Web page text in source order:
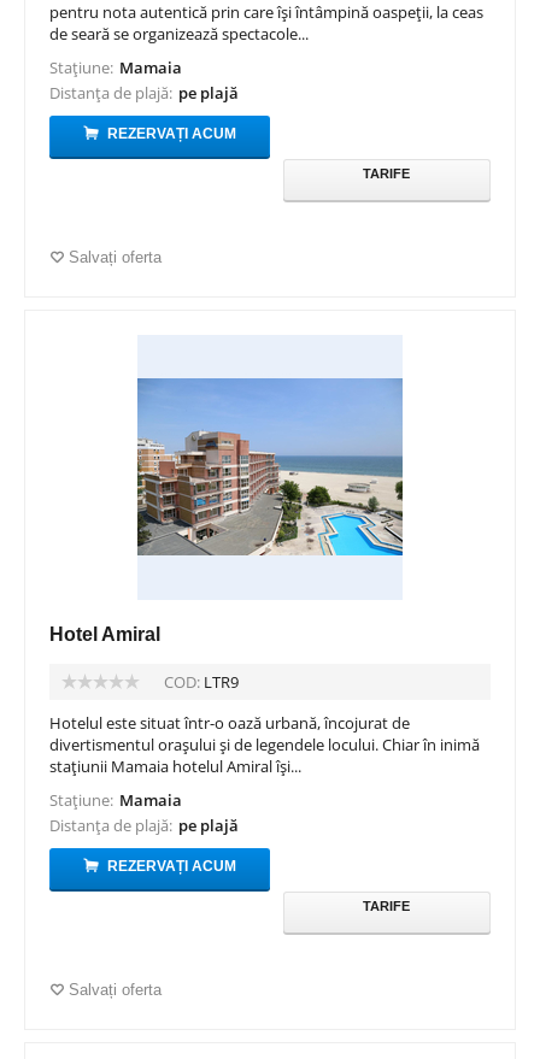
pentru nota autentică prin care își întâmpină oaspeții, la ceas
de seară se organizează spectacole...
Stațiune: Mamaia
Distanța de plajă: pe plajă
REZERVAȚI ACUM
TARIFE
Salvați oferta
Hotel Amiral
COD: LTR9
Hotelul este situat într-o oază urbană, încojurat de
divertismentul orașului și de legendele locului. Chiar în inimă
stațiunii Mamaia hotelul Amiral își...
Stațiune: Mamaia
Distanța de plajă: pe plajă
REZERVAȚI ACUM
TARIFE
Salvați oferta